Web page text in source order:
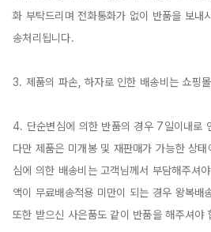
화 부탁드리며 전화통화가 없이 반품을 보내
송처리됩니다.
3. 제품의 파손, 하자로 인한 배송비는 쇼핑
4. 단순변심에 의한 반품의 경우 7일이내로
다만 제품은 미개봉 및 재판매가 가능한 상
심에 의한 배송비는 고객님께서 부담해주셔
액이 무료배송적용 미만이 되는 경우 왕복배
또한 받으신 사은품도 같이 반품을 해주셔야